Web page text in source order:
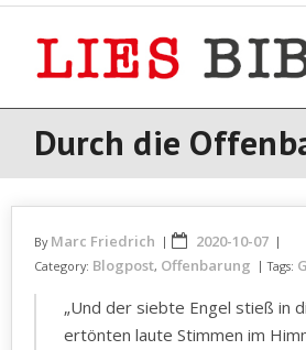
Skip
Durch die
By Marc Friedrich 2020-10-07
Category: Blogpost, Offenbarung Tags:
„Und der siebte Engel stieß in
ertönten laute Stimmen im